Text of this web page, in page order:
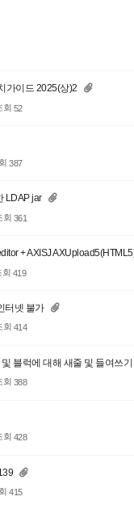
가이드 2025(상)2
회 52
387
LDAP jar
회 361
+ AXISJ
회 419
터넷 불가
회 414
및 블럭에 대해 새줄 및 들여쓰
회 388
회 428
415